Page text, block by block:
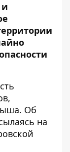
и
Об
на